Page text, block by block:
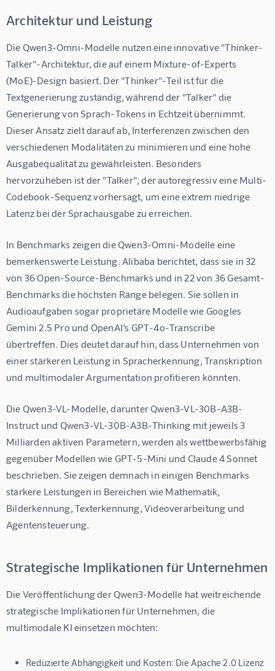
Architektur und Leistung
Die Qwen3-Omni-Modelle nutzen eine innovative "Thinker-
Talker"-Architektur, die auf einem Mixture-of-Experts
(MoE)-Design basiert. Der "Thinker"-Teil ist für die
Textgenerierung zuständig, während der "Talker" die
Generierung von Sprach-Tokens in Echtzeit übernimmt.
Dieser Ansatz zielt darauf ab, Interferenzen zwischen den
verschiedenen Modalitäten zu minimieren und eine hohe
Ausgabequalität zu gewährleisten. Besonders
hervorzuheben ist der "Talker", der autoregressiv eine Multi-
Codebook-Sequenz vorhersagt, um eine extrem niedrige
Latenz bei der Sprachausgabe zu erreichen.
In Benchmarks zeigen die Qwen3-Omni-Modelle eine
bemerkenswerte Leistung. Alibaba berichtet, dass sie in 32
von 36 Open-Source-Benchmarks und in 22 von 36 Gesamt-
Benchmarks die höchsten Ränge belegen. Sie sollen in
Audioaufgaben sogar proprietäre Modelle wie Googles
Gemini 2.5 Pro und OpenAI’s GPT-4o-Transcribe
übertreffen. Dies deutet darauf hin, dass Unternehmen von
einer stärkeren Leistung in Spracherkennung, Transkription
und multimodaler Argumentation profitieren könnten.
Die Qwen3-VL-Modelle, darunter Qwen3-VL-30B-A3B-
Instruct und Qwen3-VL-30B-A3B-Thinking mit jeweils 3
Milliarden aktiven Parametern, werden als wettbewerbsfähig
gegenüber Modellen wie GPT-5-Mini und Claude 4 Sonnet
beschrieben. Sie zeigen demnach in einigen Benchmarks
stärkere Leistungen in Bereichen wie Mathematik,
Bilderkennung, Texterkennung, Videoverarbeitung und
Agentensteuerung.
Strategische Implikationen für Unternehmen
Die Veröffentlichung der Qwen3-Modelle hat weitreichende
strategische Implikationen für Unternehmen, die
multimodale KI einsetzen möchten:
Reduzierte Abhängigkeit und Kosten: Die Apache 2.0 Lizenz